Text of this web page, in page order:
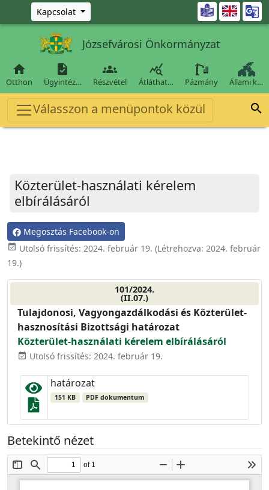
Ugrás a fő tartalomra
Kapcsolat 
Józsefvárosi Önkormányzat

Otthon

Ügyintéz…

Részvétel

Átláthat… Pázmány Állami k…
Válasszon a menüpontok közül 
Közterület-használati kérelem
elbírálásáról
Megosztás Facebook-on
event_available Utolsó frissítés: 2024. február 19. (Létrehozva: 2024. február
19.)
101/2024.
(II.07.)
Tulajdonosi, Vagyongazdálkodási és Közterület-
hasznosítási Bizottsági határozat
Közterület-használati kérelem elbírálásáról
event_available Utolsó frissítés: 2024. február 19.
határozat
151 KB PDF dokumentum
Betekintő nézet